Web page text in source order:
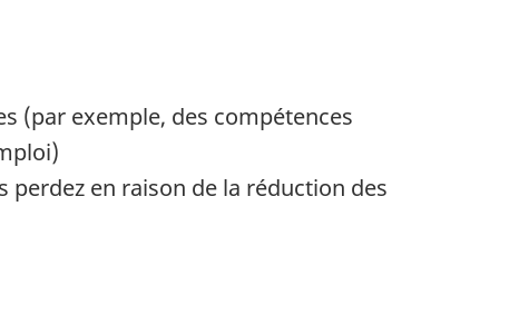
(par exemple, des compétences
en raison de la réduction des